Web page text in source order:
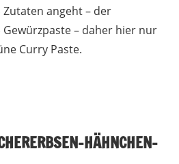
angeht – der
– daher hier nur
Curry Paste.
HÄHNCHEN-